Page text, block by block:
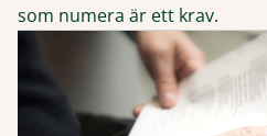
som numera är ett krav.